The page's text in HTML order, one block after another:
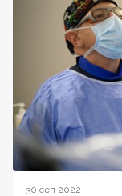
30 сеп 2022